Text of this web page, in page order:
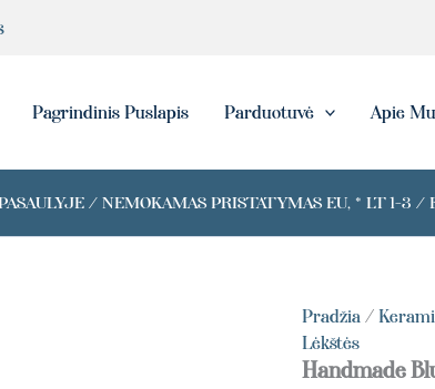
Pagrindinis Puslapis Parduotuvė Apie
/ NEMOKAMAS PRISTATYMAS EU, * LT 1-3 /
Pradžia /
Lėkštės
Handmade
Plate